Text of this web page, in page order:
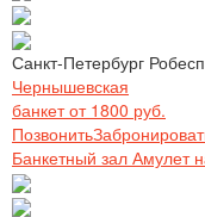
Санкт-Петербург
Чернышевская
банкет от 1800 руб.
Позвонить
Банкетный зал Амулет